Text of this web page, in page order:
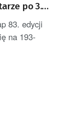
po 3.
83. edycji
na 193-